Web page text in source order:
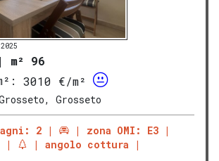
m² 96
3010 €/m²
Grosseto
2
zona OMI: E3
angolo cottura